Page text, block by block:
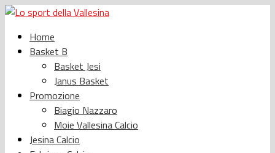
Home
Basket B
Basket Jesi
Janus Basket
Promozione
Biagio Nazzaro
Moie Vallesina Calcio
Jesina Calcio